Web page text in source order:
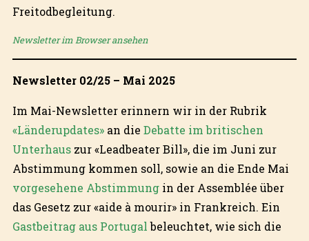
Freitodbegleitung.
Newsletter im Browser ansehen
Newsletter 02/25 – Mai 2025
Im Mai-Newsletter erinnern wir in der Rubrik
«Länderupdates»an die Debatte im britischen
Unterhauszur «Leadbeater Bill», die im Juni zur
Abstimmung kommen soll, sowie an die Ende Mai
vorgesehene Abstimmungin der Assemblée über
das Gesetz zur «aide à mourir» in Frankreich. Ein
Gastbeitrag aus Portugalbeleuchtet, wie sich die